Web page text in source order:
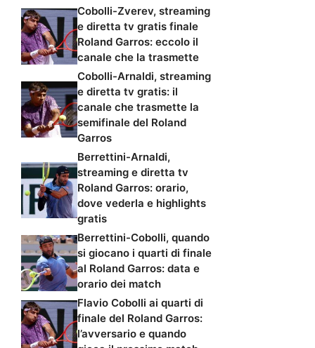
Cobolli-Zverev, streaming
e diretta tv gratis finale
Roland Garros: eccolo il
canale che la trasmette
Cobolli-Arnaldi, streaming
e diretta tv gratis: il
canale che trasmette la
semifinale del Roland
Garros
Berrettini-Arnaldi,
streaming e diretta tv
Roland Garros: orario,
dove vederla e highlights
gratis
Berrettini-Cobolli, quando
si giocano i quarti di finale
al Roland Garros: data e
orario dei match
Flavio Cobolli ai quarti di
finale del Roland Garros:
l’avversario e quando